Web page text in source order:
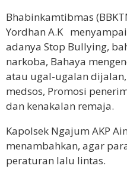
Bhabinkamtibmas
Yordhan A.K
adanya Stop Bullying,
narkoba, Bahaya
atau ugal-ugalan
medsos, Promosi
dan kenakalan remaja.
Kapolsek Ngajum AKP
menambahkan, agar
peraturan lalu lintas.